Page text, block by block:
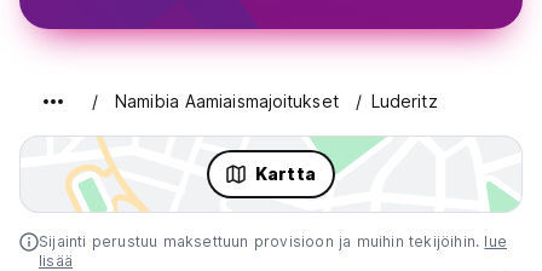
Namibia Aamiaismajoitukset Luderitz
Kartta
Sijainti perustuu maksettuun provisioon ja muihin tekijöihin. lue
lisää